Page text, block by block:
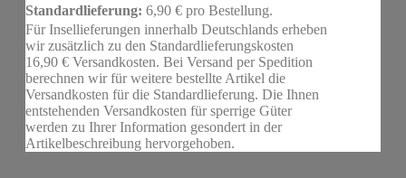
Standardlieferung: 6,90 € pro Bestellung.
Für Insellieferungen innerhalb Deutschlands erheben
wir zusätzlich zu den Standardlieferungskosten
16,90 € Versandkosten. Bei Versand per Spedition
berechnen wir für weitere bestellte Artikel die
Versandkosten für die Standardlieferung. Die Ihnen
entstehenden Versandkosten für sperrige Güter
werden zu Ihrer Information gesondert in der
Artikelbeschreibung hervorgehoben.